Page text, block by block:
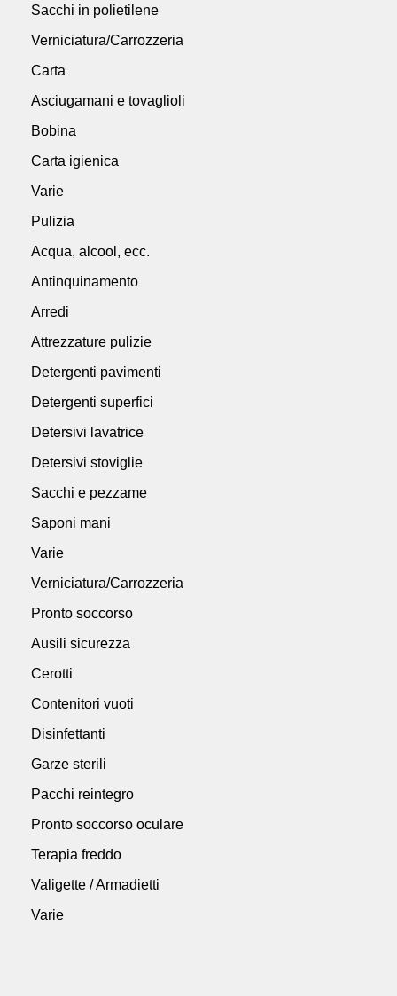
Sacchi in polietilene
Verniciatura/Carrozzeria
Carta
Asciugamani e tovaglioli
Bobina
Carta igienica
Varie
Pulizia
Acqua, alcool, ecc.
Antinquinamento
Arredi
Attrezzature pulizie
Detergenti pavimenti
Detergenti superfici
Detersivi lavatrice
Detersivi stoviglie
Sacchi e pezzame
Saponi mani
Varie
Verniciatura/Carrozzeria
Pronto soccorso
Ausili sicurezza
Cerotti
Contenitori vuoti
Disinfettanti
Garze sterili
Pacchi reintegro
Pronto soccorso oculare
Terapia freddo
Valigette / Armadietti
Varie